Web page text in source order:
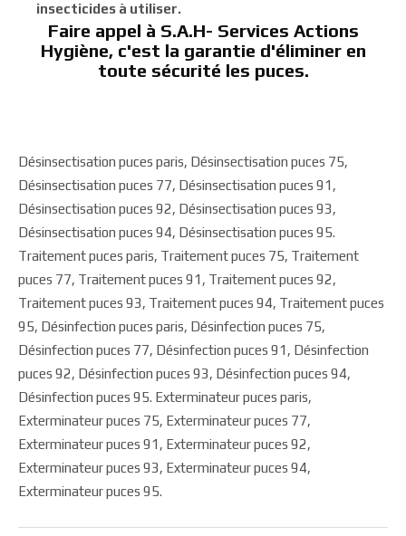
insecticides à utiliser.
Faire appel à S.A.H- Services Actions
Hygiène, c'est la garantie d'éliminer en
toute sécurité les puces.
Désinsectisation puces paris, Désinsectisation puces 75,
Désinsectisation puces 77, Désinsectisation puces 91,
Désinsectisation puces 92, Désinsectisation puces 93,
Désinsectisation puces 94, Désinsectisation puces 95.
Traitement puces paris, Traitement puces 75, Traitement
puces 77, Traitement puces 91, Traitement puces 92,
Traitement puces 93, Traitement puces 94, Traitement puces
95, Désinfection puces paris, Désinfection puces 75,
Désinfection puces 77, Désinfection puces 91, Désinfection
puces 92, Désinfection puces 93, Désinfection puces 94,
Désinfection puces 95. Exterminateur puces paris,
Exterminateur puces 75, Exterminateur puces 77,
Exterminateur puces 91, Exterminateur puces 92,
Exterminateur puces 93, Exterminateur puces 94,
Exterminateur puces 95.